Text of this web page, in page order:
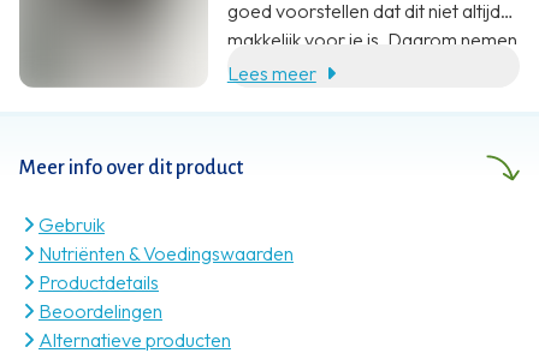
Meer info over dit product
Gebruik
Nutriënten & Voedingswaarden
Productdetails
Beoordelingen
Alternatieve producten
goed voorstellen dat dit niet altijd
makkelijk voor je is. Daarom nemen
wij jou heel graag wat werk uit
Lees meer